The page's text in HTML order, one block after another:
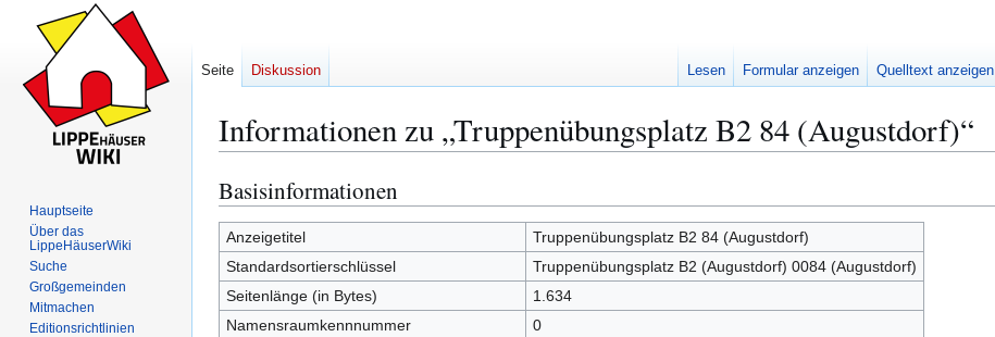
Informationen zu „Truppenübungsplatz B2 84 (Augustdorf)“
Zur
Navigation
springen
Zur
Suche
springen
Basisinformationen
Anzeigetitel
Truppenübungsplatz B2 84 (Augustdorf)
Standardsortierschlüssel
Truppenübungsplatz B2 (Augustdorf) 0084 (Augustdorf)
Seitenlänge (in Bytes)
1.634
Namensraumkennnummer
0
Seite Diskussion Lesen Formular anzeigen Quelltext anzeigen
Hauptseite
Über das
LippeHäuserWiki
Suche
Großgemeinden
Mitmachen
Editionsrichtlinien